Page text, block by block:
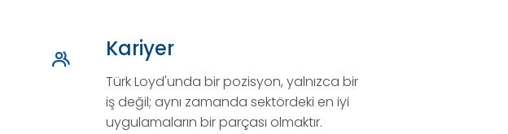
Kariyer
Türk Loyd'unda bir pozisyon, yalnızca bir
iş değil; aynı zamanda sektördeki en iyi
uygulamaların bir parçası olmaktır.